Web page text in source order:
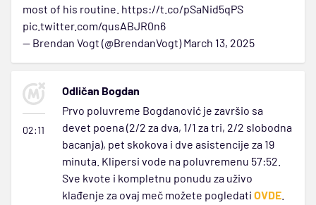
most of his routine. https://t.co/pSaNid5qPS
pic.twitter.com/qusABJR0n6
— Brendan Vogt (@BrendanVogt)March 13, 2025
02:11
Odličan Bogdan
Prvo poluvreme Bogdanović je završio sa
devet poena (2/2 za dva, 1/1 za tri, 2/2 slobodna
bacanja), pet skokova i dve asistencije za 19
minuta. Klipersi vode na poluvremenu 57:52.
Sve kvote i kompletnu ponudu za uživo
klađenje za ovaj meč možete pogledati OVDE